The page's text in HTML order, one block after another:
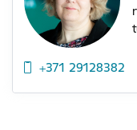
+371 29128382